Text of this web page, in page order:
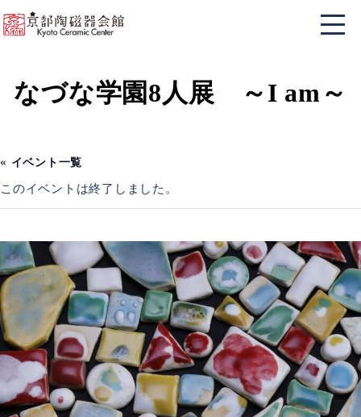
なづな学園8人展 ～I am～
« イベント一覧
このイベントは終了しました。